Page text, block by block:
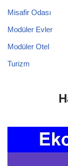
Misafir Odası
Modüler Evler
Modüler Otel
Turizm